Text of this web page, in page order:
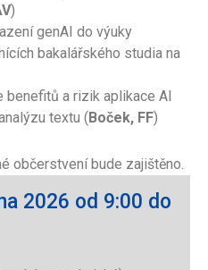
)
genAI do výuky
bakalářského studia na
benefitů a rizik aplikace AI
textu (Boček, FF)
občerstvení bude zajištěno.
2026 od 9:00 do